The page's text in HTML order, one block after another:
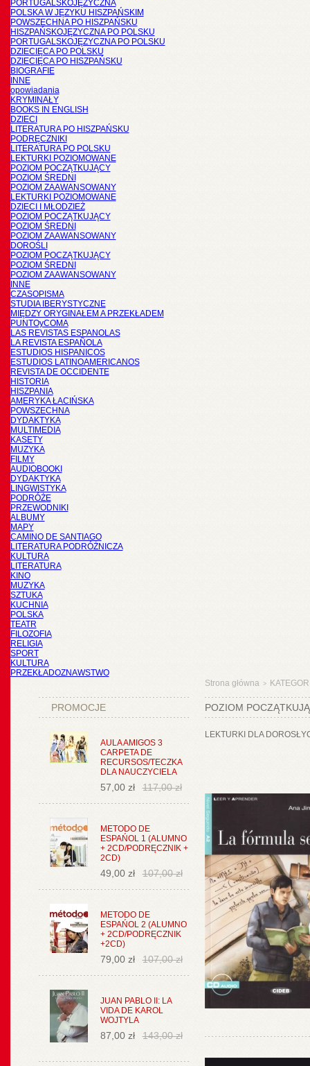
PORTUGALSKOJĘZYCZNA
POLSKA W JĘZYKU HISZPAŃSKIM
POWSZECHNA PO HISZPAŃSKU
HISZPAŃSKOJĘZYCZNA PO POLSKU
PORTUGALSKOJĘZYCZNA PO POLSKU
DZIECIĘCA PO POLSKU
DZIECIĘCA PO HISZPAŃSKU
BIOGRAFIE
INNE
opowiadania
KRYMINAŁY
BOOKS IN ENGLISH
DZIECI
LITERATURA PO HISZPAŃSKU
PODRĘCZNIKI
LITERATURA PO POLSKU
LEKTURKI POZIOMOWANE
POZIOM POCZĄTKUJĄCY
POZIOM ŚREDNI
POZIOM ZAAWANSOWANY
LEKTURKI POZIOMOWANE
DZIECI I MŁODZIEŻ
POZIOM POCZĄTKUJĄCY
POZIOM ŚREDNI
POZIOM ZAAWANSOWANY
DOROŚLI
POZIOM POCZĄTKUJĄCY
POZIOM ŚREDNI
POZIOM ZAAWANSOWANY
INNE
CZASOPISMA
STUDIA IBERYSTYCZNE
MIĘDZY ORYGINAŁEM A PRZEKŁADEM
PUNTOyCOMA
LAS REVISTAS ESPANOLAS
LA REVISTA ESPAÑOLA
ESTUDIOS HISPANICOS
ESTUDIOS LATINOAMERICANOS
REVISTA DE OCCIDENTE
HISTORIA
HISZPANIA
AMERYKA ŁACIŃSKA
POWSZECHNA
DYDAKTYKA
MULTIMEDIA
KASETY
MUZYKA
FILMY
AUDIOBOOKI
DYDAKTYKA
LINGWISTYKA
PODRÓŻE
PRZEWODNIKI
ALBUMY
MAPY
CAMINO DE SANTIAGO
LITERATURA PODRÓŻNICZA
KULTURA
LITERATURA
KINO
MUZYKA
SZTUKA
KUCHNIA
POLSKA
TEATR
FILOZOFIA
RELIGIA
SPORT
KULTURA
PRZEKŁADOZNAWSTWO
PROMOCJE
AULA AMIGOS 3
CARPETA DE
RECURSOS/TECZKA
DLA NAUCZYCIELA
57,00 zł 117,00 zł
METODO DE
ESPAŃOL 1 (ALUMNO
+ 2CD/PODRĘCZNIK +
2CD)
49,00 zł 107,00 zł
METODO DE
ESPAŃOL 2 (ALUMNO
+ 2CD/PODRĘCZNIK
+2CD)
79,00 zł 107,00 zł
JUAN PABLO II: LA
VIDA DE KAROL
WOJTYLA
87,00 zł 143,00 zł
Strona główna >
POZIOM
LEKTURKI DLA